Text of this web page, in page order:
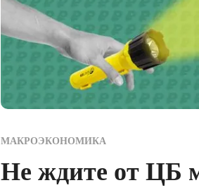
МАКРОЭКОНОМИКА
Не ждите от ЦБ